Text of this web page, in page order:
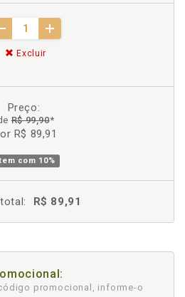
Excluir
Preço:
R$ 99,90*
R$ 89,91
com 10%
R$ 89,91
promocional, informe-o